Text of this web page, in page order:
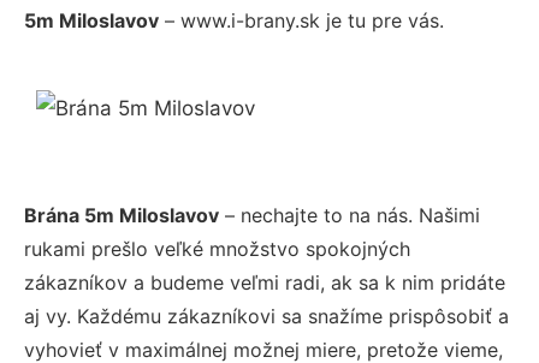
5m Miloslavov – www.i-brany.sk je tu pre vás.
Brána 5m Miloslavov – nechajte to na nás. Našimi
rukami prešlo veľké množstvo spokojných
zákazníkov a budeme veľmi radi, ak sa k nim pridáte
aj vy. Každému zákazníkovi sa snažíme prispôsobiť a
vyhovieť v maximálnej možnej miere, pretože vieme,